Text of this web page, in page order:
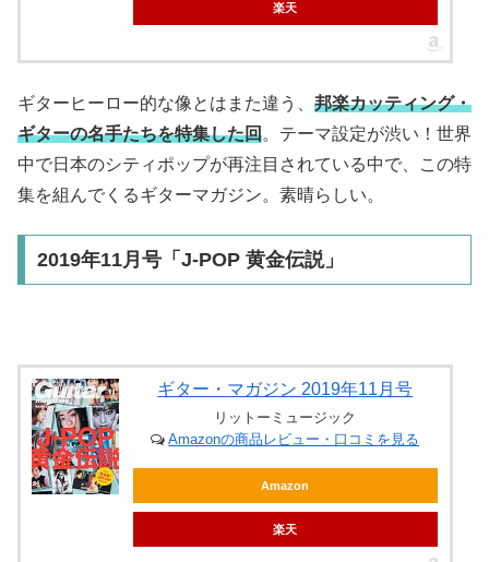
楽天
ギターヒーロー的な像とはまた違う、 邦楽カッティング・
ギターの名手たちを特集した回。テーマ設定が渋い！世界
中で日本のシティポップが再注目されている中で、この特
集を組んでくるギターマガジン。素晴らしい。
2019年11月号「J-POP 黄金伝説」
ギター・マガジン 2019年11月号
リットーミュージック
Amazonの商品レビュー・口コミを見る
Amazon
楽天